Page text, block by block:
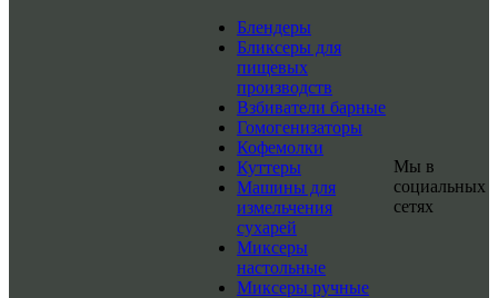
Блендеры
Бликсеры для
пищевых
производств
Взбиватели барные
Гомогенизаторы
Кофемолки
Куттеры
Машины для
измельчения
сухарей
Миксеры
настольные
Миксеры ручные
Мы в
социальных
сетях